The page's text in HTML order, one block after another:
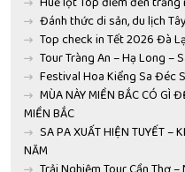
Đánh thức di sản, du lịch
Top check in Tết 2026 Đà
Tour Tràng An – Hạ Long –
Festival Hoa Kiểng Sa Đéc
MÙA NÀY MIỀN BẮC CÓ GÌ
MIỀN BẮC
SA PA XUẤT HIỆN TUYẾT –
NĂM